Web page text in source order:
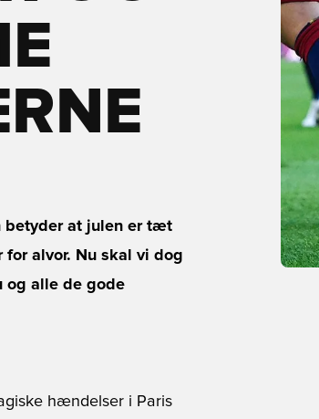
betyder at julen er tæt
alvor. Nu skal vi dog
og alle de gode
hændelser i Paris